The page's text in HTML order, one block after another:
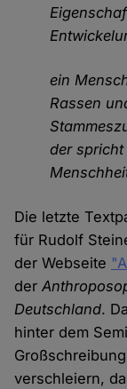
ein
Rassen
der
Die letzte
für Rudolf
der Webseite
der
Deutschland.
hinter dem
verschleiern,